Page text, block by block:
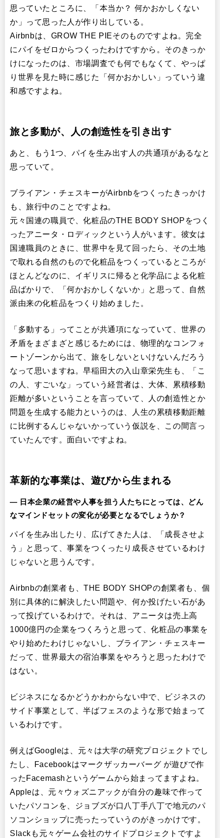
思っていたところに、「本当か？ 何かおかしくない
か」って思った人が作り出している。
Airbnbは、GROW THE PIEそのものですよね。完全
にパイをゼロからつくったわけですから。そのきっか
けになったのは、市場調査でも何でもなくて、やっぱ
り世界を見た時に感じた「何かおかしい」っていう違
和感ですよね。
旅と多動が、人の創造性を引き出す
あと、もう1つ、パイを生み出す人の共通項があるなと
思っていて。
ブライアン・チェスキーがAirbnbをつくったきっかけ
も、旅行中のことですよね。
元々国連の職員で、化粧品のTHE BODY SHOPをつく
ったアニータ・ロディックという人がいます。彼女は
国連職員のときに、世界中を見て回ったら、その土地
で取れる自然のもので化粧品をつくっているところが
ほとんどなのに、イギリスに帰ると化学品による化粧
品ばかりで、「何かおかしくないか」と思って、自然
派由来の化粧品をつくり始めました。
「多動する」ってことが共通項になっていて、世界の
矛盾をまざまざと感じるためには、物理的なコンフォ
ートゾーンから出て、旅をしないといけないんだろう
なって思いますね。早稲田大の入山章栄先生も、「こ
の人、すごいな」っていう経営者は、大体、累積移動
距離が多いということを言っていて、人の創造性とか
問題を生成する能力というのは、人生の累積移動距離
に比例するんじゃないかっていう仮説を、この間言っ
ていたんです。面白いですよね。
革新的な事業は、遊びから生まれる
― 日本企業の経営や人事を担う人たちにとっては、どん
なマインドセットの変化が必要となるでしょうか？
パイを生み出したり、広げてきた人は、「成長させよ
う」と思って、事業をつくったり成長させているわけ
じゃないと思うんです。
Airbnbの創業者も、THE BODY SHOPの創業者も、個
別に具体的に解決したい問題や、何か投げたい石があ
って投げているわけで。それは、アニータは売上高
1000億円の企業をつくろうと思って、化粧品の事業を
やり始めたわけじゃないし、ブライアン・チェスキー
だって、世界最大の宿泊事業をやろうと思ったわけで
はない。
ビジネスになるかどうかわからない中で、ビジネスの
サイド事業として、半ばフェスのような形で始まって
いるわけです。
例えばGoogleは、元々は大学の研究プロジェクトでし
たし、Facebookはマークザッカーバーグ が遊びで作
ったFacemashというゲームから始まってますよね。
Appleは、元々ウォズニアックが自分の趣味で作って
いたパソコンを、ジョブズが口八丁手八丁で地元のパ
ソコンショップに売ったっていうのがきっかけです。
Slackも元々ゲーム会社のサイドプロジェクトですよ